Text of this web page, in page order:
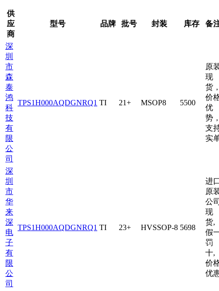
供
应
商
型号 品牌 批号 封装 库存 备
深
圳
市
森
泰
鸿
科
技
有
限
公
司
TPS1H000AQDGNRQ1 TI 21+ MSOP8 5500
原
现
货
价
优
势
支
实
深
圳
市
华
来
深
电
子
有
限
公
司
TPS1H000AQDGNRQ1 TI 23+ HVSSOP-8 5698
进
原
公
现
货,
假
罚
十,
价
优